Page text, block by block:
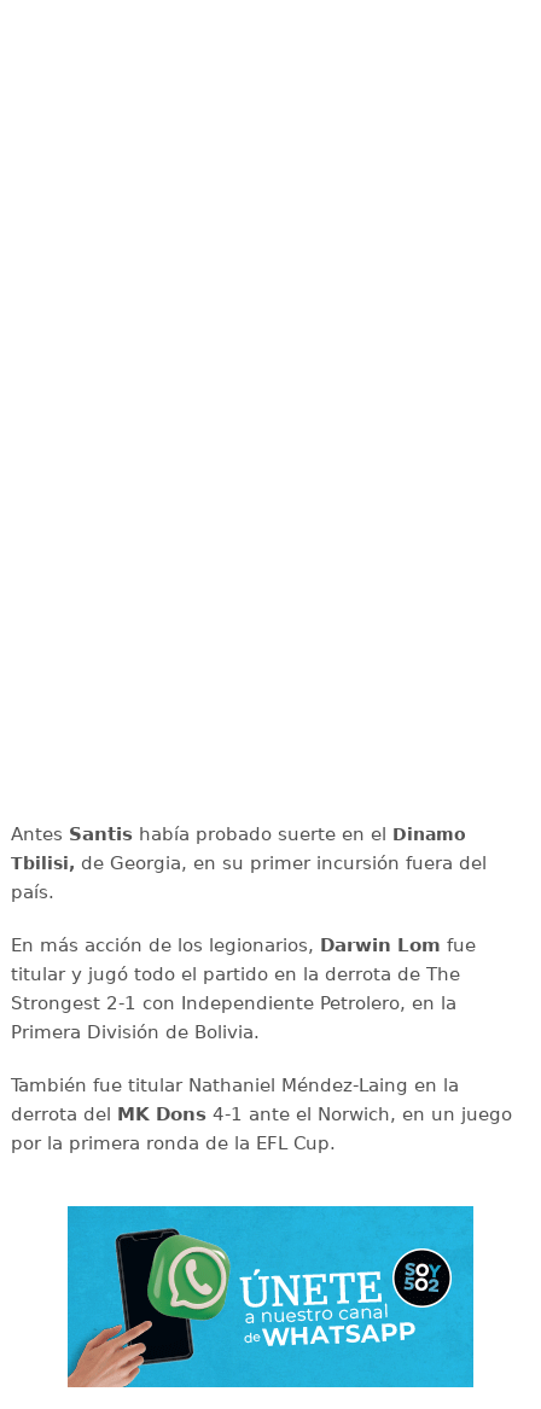
Antes Santishabía probado suerte en el Dinamo
Tbilisi, de Georgia, en su primer incursión fuera del
país.
En más acción de los legionarios, Darwin Lom fue
titular y jugó todo el partido en la derrota de The
Strongest 2-1 con Independiente Petrolero, en la
Primera División de Bolivia.
También fue titular Nathaniel Méndez-Laing en la
derrota del MK Dons4-1 ante el Norwich, en un juego
por la primera ronda de la EFL Cup.